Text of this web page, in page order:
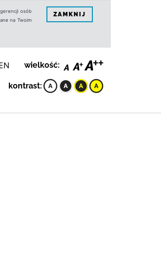
osób
na Twoim
ZAMKNIJ
wielkość:
kontrast: